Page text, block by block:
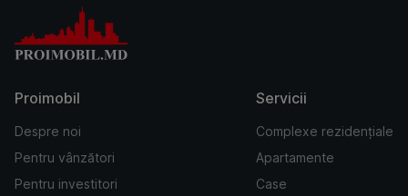
Proimobil
Despre noi
Pentru vânzători
Pentru investitori
Servicii
Complexe rezidențiale
Apartamente
Case